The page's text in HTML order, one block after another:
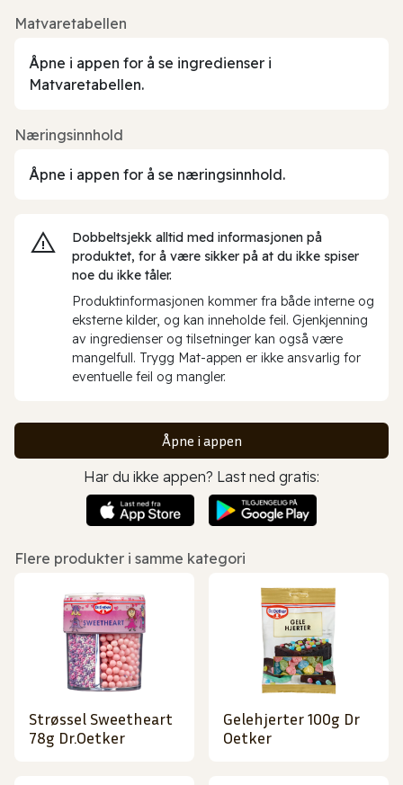
Matvaretabellen
Åpne i appen for å se ingredienser i
Matvaretabellen.
Næringsinnhold
Åpne i appen for å se næringsinnhold.
Dobbeltsjekk alltid med informasjonen på
produktet, for å være sikker på at du ikke spiser
noe du ikke tåler.
Produktinformasjonen kommer fra både interne og
eksterne kilder, og kan inneholde feil. Gjenkjenning
av ingredienser og tilsetninger kan også være
mangelfull. Trygg Mat-appen er ikke ansvarlig for
eventuelle feil og mangler.
Åpne i appen
Har du ikke appen? Last ned gratis:
Flere produkter i samme kategori
Strøssel Sweetheart
78g Dr.Oetker
Gelehjerter 100g Dr
Oetker